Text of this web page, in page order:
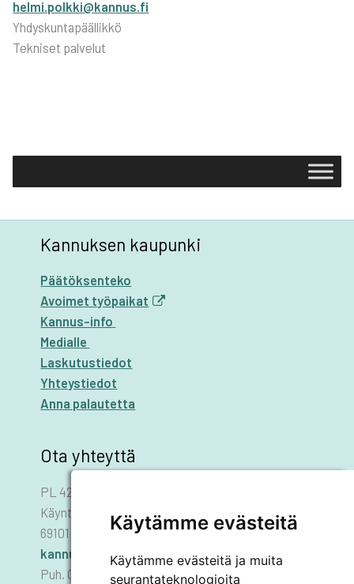
Käytämme evästeitä
Käytämme evästeitä ja muita
seurantateknologioita
helmi.polkki@kannus.fi
Yhdyskuntapäällikkö
Tekniset palvelut
Kannuksen kaupunki
Päätöksenteko
Avoimet työpaikat
Kannus-info
Medialle
Laskutustiedot
Yhteystiedot
Anna palautetta
Ota yhteyttä
PL 42
Käyntiosoite: Asematie 1
69101 KANNUS
kannus.kaupunki@kannus.ﬁ
Puh. 06 8745 111